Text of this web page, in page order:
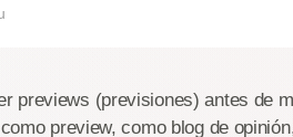
previews (previsiones) antes de
preview, como blog de